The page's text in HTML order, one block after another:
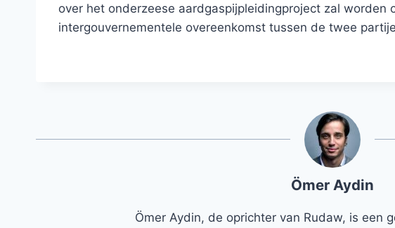
over het onderzeese aardgaspijpleidingproject zal worden
intergouvernementele overeenkomst tussen de twee
Ömer Aydin
Ömer Aydin, de oprichter van Rudaw, is een